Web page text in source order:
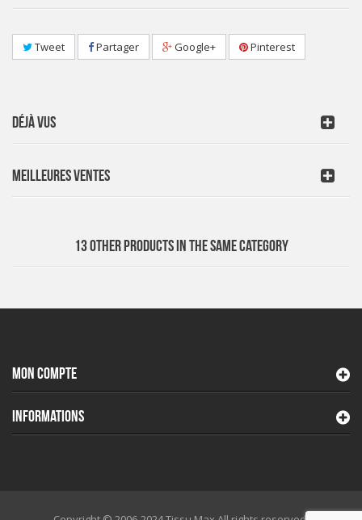
Tweet Partager Google+ Pinterest
DÉJÀ VUS
MEILLEURES VENTES
13 OTHER PRODUCTS IN THE SAME CATEGORY
MON COMPTE
INFORMATIONS